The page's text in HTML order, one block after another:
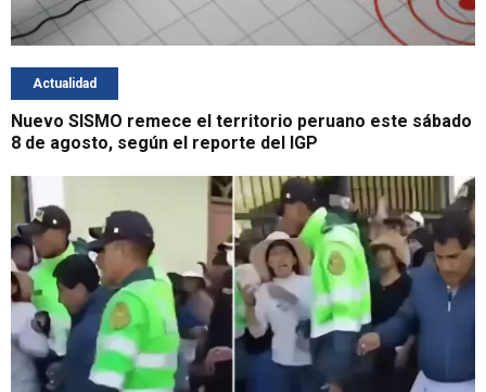
Actualidad
Nuevo SISMO remece el territorio peruano este sábado
8 de agosto, según el reporte del IGP